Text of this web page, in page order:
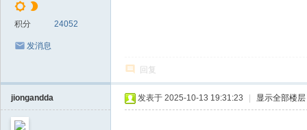
积分 24052
发消息
回复
jiongandda 发表于 2025-10-13 19:31:23 显示全部楼层